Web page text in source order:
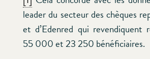
leader du secteur des chèques
et d’Edenred qui revendiquent
55 000 et 23 250 bénéficiaires.